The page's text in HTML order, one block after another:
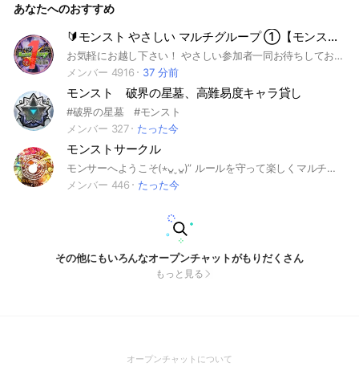
あなたへのおすすめ
🔰モンスト やさしい マルチグループ ①【モンスターストライク】
お気軽にお越し下さい！ やさしい参加者一同お待ちしております。 #サカモトデイズ コラボを全力でやります。 モンストマルチ用グループとなります。 初心者さんのサポートを行っております。 その他、メダル、神殿専用系列グループがあります。 #呪術廻戦 #フリーレン #チョイスガチャ #マルチガチャ #コイン #遊戯王 #モンスターストライク #モンスト #もんすと #コラボ #こらぼ #運極 #モンストの日 #ガンダム #超究極 #DNA #大規模 #最大 #初心者 #初心者歓迎 #コイン #オラコイン #守護獣 #絆のカケラ #超究極 #マルチ募集 #XFLAG #エックスフラッグ #フラパ #秘海 #秘海の冒険船
メンバー 4916
37 分前
モンスト 破界の星墓、高難易度キャラ貸し
#破界の星墓 #モンスト
メンバー 327
たった今
モンストサークル
モンサーへようこそ(⋆ᴗ͈ˬᴗ͈)” ルールを守って楽しくマルチ！ 参加後は挨拶お願いします！ 〜検索ワード〜 #モンスターストライク #もんすたーすとらいく #モンストサークル #もんすとさーくる #モンスト #もんすと #サークル #さーくる #コラボ #こらぼ #マルチ #まるち #周回
メンバー 446
たった今
その他にもいろんなオープンチャットがもりだくさん
もっと見る
オープンチャットについて